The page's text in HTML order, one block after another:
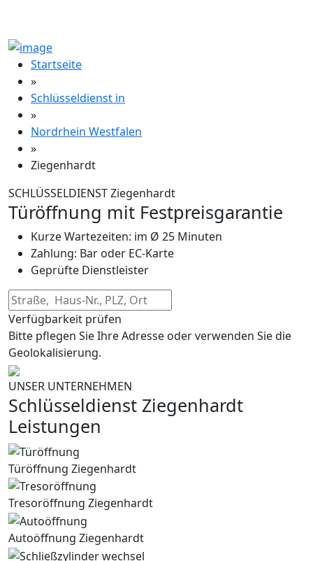
Startseite
»
Schlüsseldienst in
»
Nordrhein Westfalen
»
Ziegenhardt
SCHLÜSSELDIENST Ziegenhardt
Türöffnung mit Festpreisgarantie
Kurze Wartezeiten: im Ø 25 Minuten
Zahlung: Bar oder EC-Karte
Geprüfte Dienstleister
Verfügbarkeit prüfen
Bitte pflegen Sie Ihre Adresse oder verwenden Sie die
Geolokalisierung.
UNSER UNTERNEHMEN
Schlüsseldienst Ziegenhardt
Leistungen
Türöffnung Ziegenhardt
Tresoröffnung Ziegenhardt
Autoöffnung Ziegenhardt